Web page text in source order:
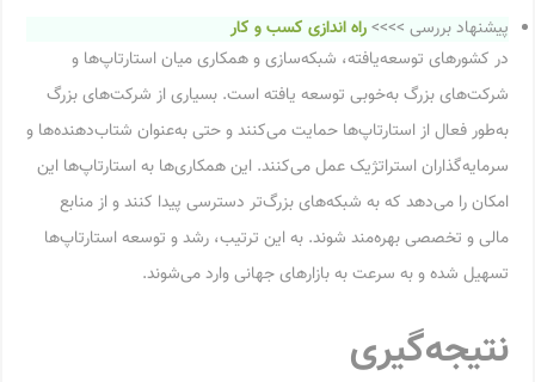
پیشنهاد بررسی >>>>راه‌ اندازی کسب و کار
در کشورهای توسعه‌یافته، شبکه‌سازی و همکاری میان استارتاپ‌ها و
شرکت‌های بزرگ به‌خوبی توسعه یافته است. بسیاری از شرکت‌های بزرگ
به‌طور فعال از استارتاپ‌ها حمایت می‌کنند و حتی به‌عنوان شتاب‌دهنده‌ها و
سرمایه‌گذاران استراتژیک عمل می‌کنند. این همکاری‌ها به استارتاپ‌ها این
امکان را می‌دهد که به شبکه‌های بزرگ‌تر دسترسی پیدا کنند و از منابع
مالی و تخصصی بهره‌مند شوند. به این ترتیب، رشد و توسعه استارتاپ‌ها
تسهیل شده و به سرعت به بازارهای جهانی وارد می‌شوند.
نتیجه‌گیری